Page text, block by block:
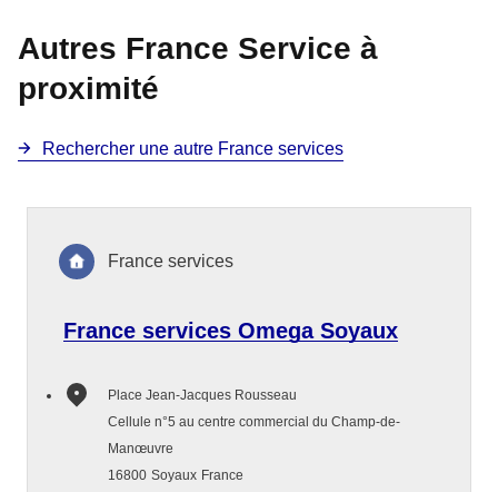
Autres France Service à
proximité
Rechercher une autre France services
France services Omega Soyaux
Place Jean-Jacques Rousseau
Cellule n°5 au centre commercial du Champ-de-
Manœuvre
16800 Soyaux France
France services